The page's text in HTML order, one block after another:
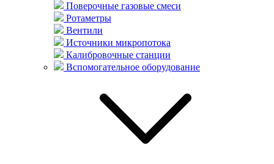
Поверочные газовые смеси
Ротаметры
Вентили
Источники микропотока
Калибровочные станции
Вспомогательное оборудование